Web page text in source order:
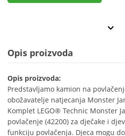
Opis proizvoda
Opis proizvoda:
Predstavljamo kamion na
obožavatelje natjecanja Monster
Komplet LEGO® Technic Monster
povlačenje (42200) za dječake i
funkciju povlačenja. Djeca mogu